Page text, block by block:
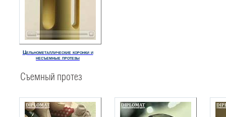
Цельнометаллические коронки и
несъемные протезы
Съемный протез